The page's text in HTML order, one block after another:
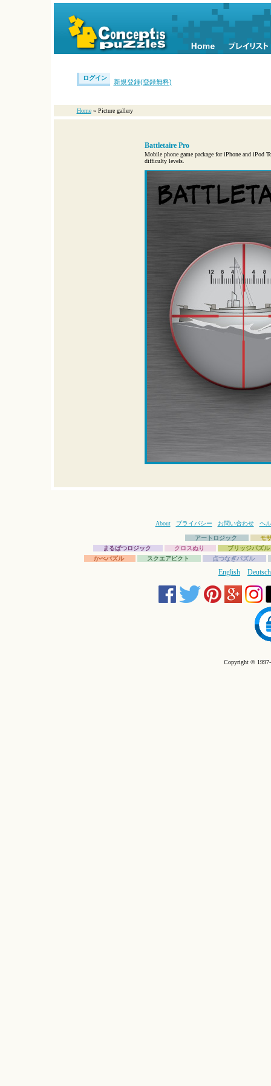
ログイン
新規登録(登録無料)
Home » Picture gallery
Battletaire Pro
Mobile phone game package for iPhone and iPod
difficulty levels.
About プライバシー お問い合わせ ヘ
アートロジック
モ
まるばつロジック
クロスぬり
ブリッジパズル
かべパズル
スクエアピクト 点つなぎパズル
English Deutsch
Copyright ©